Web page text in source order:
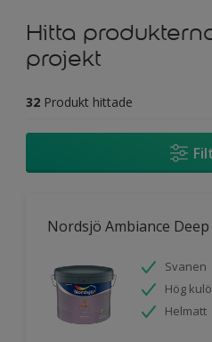
Hitta
projekt
32 Produkt hittade
Nordsjö Ambiance
Svanen
Hög
Helmatt